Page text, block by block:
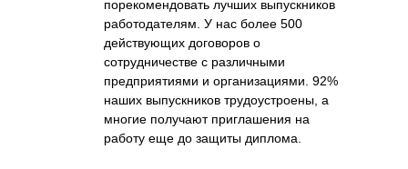
порекомендовать лучших выпускников
работодателям. У нас более 500
действующих договоров о
сотрудничестве с различными
предприятиями и организациями. 92%
наших выпускников трудоустроены, а
многие получают приглашения на
работу еще до защиты диплома.